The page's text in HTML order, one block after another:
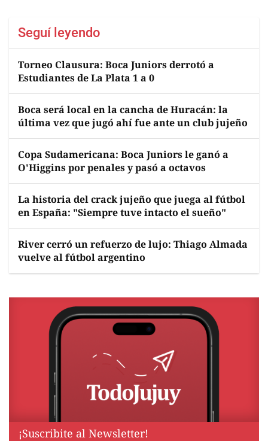
Seguí leyendo
Torneo Clausura: Boca Juniors derrotó a
Estudiantes de La Plata 1 a 0
Boca será local en la cancha de Huracán: la
última vez que jugó ahí fue ante un club jujeño
Copa Sudamericana: Boca Juniors le ganó a
O'Higgins por penales y pasó a octavos
La historia del crack jujeño que juega al fútbol
en España: "Siempre tuve intacto el sueño"
River cerró un refuerzo de lujo: Thiago Almada
vuelve al fútbol argentino
¡Suscribite al Newsletter!